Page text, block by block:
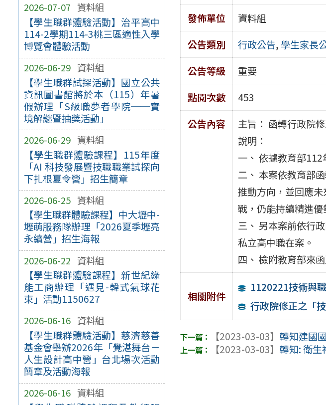
2026-07-07 資料組
【學生職群體驗活動】治平高中
114-2學期114-3桃三區適性入學
博覽會體驗活動
2026-06-29 資料組
【學生職群試探活動】國立公共
資訊圖書館將於本（115）年暑
假辦理「S級職夢者學院──實
境解謎暨抽獎活動」
2026-06-29 資料組
【學生職群體驗課程】115年度
「AI 科技發展暨技職職業試探向
下扎根夏令營」招生簡章
2026-06-25 資料組
【學生職群體驗課程】中大壢中-
壢萌服務隊辦理「2026夏季壢亮
永續營」招生海報
2026-06-22 資料組
【學生職群體驗課程】新世紀綠
能工商辦理「遇見-韓式氣球花
束」活動1150627
2026-06-16 資料組
【學生職群體驗活動】慈濟慈善
基金會舉辦2026年「覺湛舞台－
人生設計高中營」台北場次活動
簡章及活動海報
2026-06-16 資料組
發佈單位
資料組
公告類別
行政公告, 學生家長
公告等級
重要
點閱次數
453
公告內容
主旨： 函轉行政院
說明：
一、 依據教育部
二、 本案依教育部
推動方向，並回應
戰，仍能持續精進優
三、 另本案前依行
私立高中職在案。
四、 檢附教育部來
相關附件
1120221技術與
行政院修正之「
【2023-03-03】轉知建國
【2023-03-03】轉知: 衛生